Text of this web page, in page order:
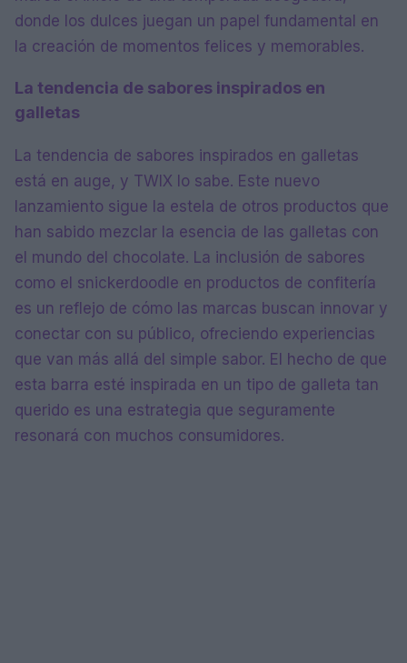
donde los dulces juegan un papel fundamental en
la creación de momentos felices y memorables.
La tendencia de sabores inspirados en
galletas
La tendencia de sabores inspirados en galletas
está en auge, y TWIX lo sabe. Este nuevo
lanzamiento sigue la estela de otros productos que
han sabido mezclar la esencia de las galletas con
el mundo del chocolate. La inclusión de sabores
como el snickerdoodle en productos de confitería
es un reflejo de cómo las marcas buscan innovar y
conectar con su público, ofreciendo experiencias
que van más allá del simple sabor. El hecho de que
esta barra esté inspirada en un tipo de galleta tan
querido es una estrategia que seguramente
resonará con muchos consumidores.